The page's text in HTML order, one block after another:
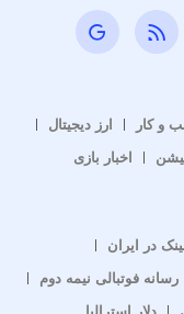
و کار
ارز دیجیتال
اخبار بازی
در ایران
رسانه فوتبالی نیمه دوم